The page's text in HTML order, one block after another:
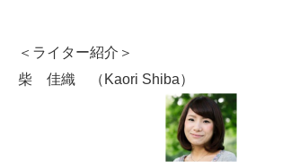
＜ライター紹介＞
柴 佳織 （Kaori Shiba）